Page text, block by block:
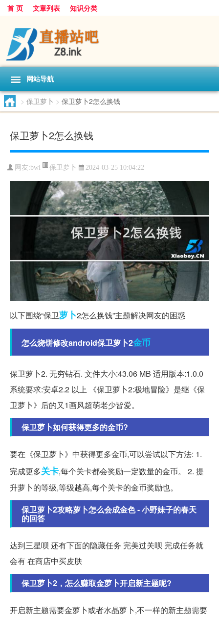
首 页 文章列表 知识分类
网站导航
> 保卫萝卜 > 保卫萝卜2怎么换钱
保卫萝卜2怎么换钱
网友:bwl 保卫萝卜 2024-03-25 10:04:22
以下围绕“保卫萝卜2怎么换钱”主题解决网友的困惑
怎么烧饼修改android保卫萝卜2金币
保卫萝卜2. 无穷钻石. 文件大小:43.06 MB 适用版本:1.0.0
系统要求:安卓2.2 以上 《保卫萝卜2:极地冒险》是继《保
卫萝卜》后的又1画风超萌老少皆爱。
保卫萝卜如何获得更多的金币?
要在《保卫萝卜》中获得更多金币,可以尝试以下方法: 1.
完成更多关卡,每个关卡都会奖励一定数量的金币。 2. 提
升萝卜的等级,等级越高,每个关卡的金币奖励也。
保卫萝卜2攻略萝卜怎么会成金色 - 小野妹子的春天
的回答
达到三星呗 还有下面的隐藏任务 完美过关呗 完成任务就
会有 在商店中买皮肤
保卫萝卜2，怎么赚取金萝卜开启新主题呢?
开启新主题需要金萝卜或者水晶萝卜,不一样的新主题需要